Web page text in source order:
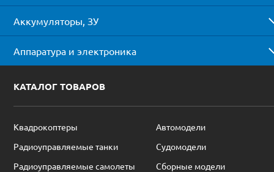
Аккумуляторы, ЗУ
Аппаратура и электроника
КАТАЛОГ ТОВАРОВ
Квадрокоптеры
Автомодели
Радиоуправляемые танки
Судомодели
Радиоуправляемые самолеты
Сборные модели